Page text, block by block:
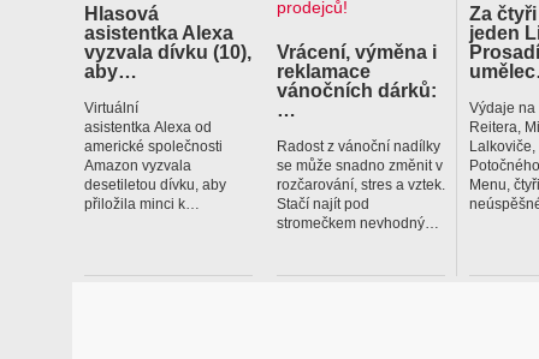
Hlasová
asistentka Alexa
vyzvala dívku (10),
aby…
Virtuální
asistentka Alexa od
americké společnosti
Amazon vyzvala
desetiletou dívku, aby
přiložila minci k…
Vrácení, výměna i
reklamace
vánočních dárků:
Radost z vánoční nadílky
se může snadno změnit v
rozčarování, stres a vztek.
Stačí najít pod
stromečkem nevhodný…
Za
jeden
Výdaje na
Reitera,
Menu,